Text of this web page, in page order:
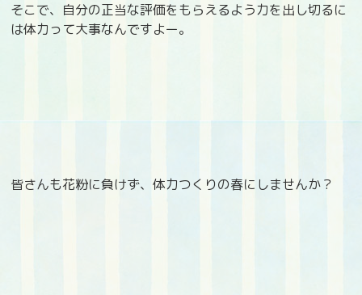
そこで、自分の正当な評価をもらえるよう力を出し切るに
は体力って大事なんですよー。
皆さんも花粉に負けず、体力つくりの春にしませんか？